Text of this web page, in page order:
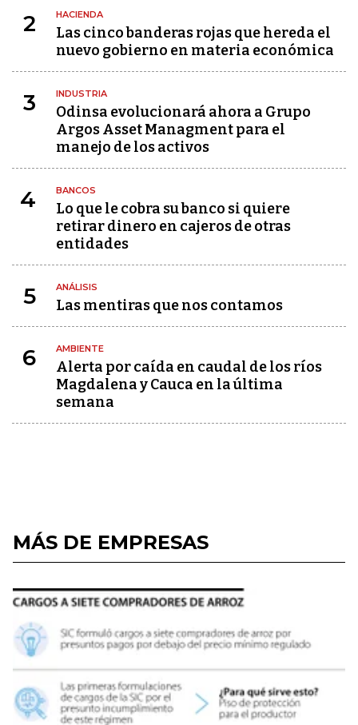
2 HACIENDA
Las cinco banderas rojas que hereda el
nuevo gobierno en materia económica
3 INDUSTRIA
Odinsa evolucionará ahora a Grupo
Argos Asset Managment para el
manejo de los activos
4 BANCOS
Lo que le cobra su banco si quiere
retirar dinero en cajeros de otras
entidades
5 ANÁLISIS
Las mentiras que nos contamos
6 AMBIENTE
Alerta por caída en caudal de los ríos
Magdalena y Cauca en la última
semana
MÁS DE EMPRESAS